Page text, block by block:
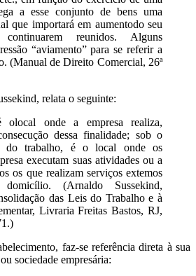
a esse conjunto de bens uma
que importará em aumentodo seu
reunidos. Alguns
“aviamento” para se referir a
(Manual de Direito Comercial, 26ª
relata o seguinte:
olocal onde a empresa realiza,
dessa finalidade; sob o
do trabalho, é o local onde os
executam suas atividades ou a
os que realizam serviços extemos
(Arnaldo Sussekind,
das Leis do Trabalho e à
Livraria Freitas Bastos, RJ,
faz-se referência direta à sua
sociedade empresária: